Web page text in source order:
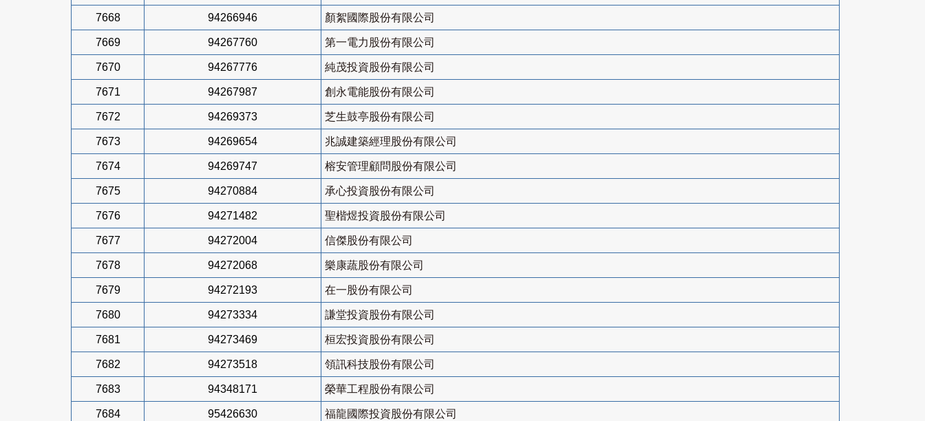
7668 94266946 顏絮國際股份有限公司
7669 94267760 第一電力股份有限公司
7670 94267776 純茂投資股份有限公司
7671 94267987 創永電能股份有限公司
7672 94269373 芝生鼓亭股份有限公司
7673 94269654 兆誠建築經理股份有限公司
7674 94269747 榕安管理顧問股份有限公司
7675 94270884 承心投資股份有限公司
7676 94271482 聖楷煜投資股份有限公司
7677 94272004 信傑股份有限公司
7678 94272068 樂康蔬股份有限公司
7679 94272193 在一股份有限公司
7680 94273334 謙堂投資股份有限公司
7681 94273469 桓宏投資股份有限公司
7682 94273518 領訊科技股份有限公司
7683 94348171 榮華工程股份有限公司
7684 95426630 福龍國際投資股份有限公司